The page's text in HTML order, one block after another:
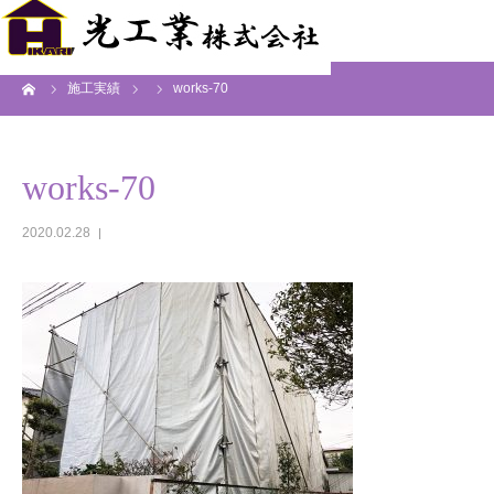
施工実績 works-70
works-70
2020.02.28